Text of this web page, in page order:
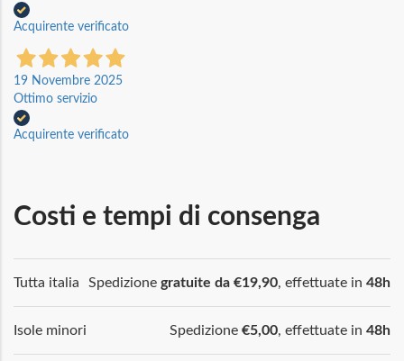
Acquirente verificato
19 Novembre 2025
Ottimo servizio
Acquirente verificato
Costi e tempi di consenga
Tutta italia Spedizione gratuite da €19,90, effettuate in 48h
Isole minori Spedizione €5,00, effettuate in 48h